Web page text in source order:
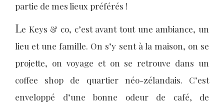
partie de mes lieux préférés !
Le Keys & co, c’est avant tout une ambiance, un
lieu et une famille. On s’y sent à la maison, on se
projette, on voyage et on se retrouve dans un
coffee shop de quartier néo-zélandais. C’est
enveloppé d’une bonne odeur de café, de